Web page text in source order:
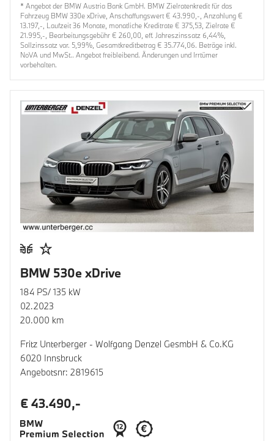
* Angebot der BMW Austria Bank GmbH. BMW Zielratenkredit für das
Fahrzeug BMW 330e xDrive, Anschaffungswert € 43.990,-, Anzahlung €
13.197,-, Laufzeit 36 Monate, monatliche Kreditrate € 375,53, Zielrate €
21.995,-, Bearbeitungsgebühr € 260,00, eff. Jahreszinssatz 6,44%,
Sollzinssatz var. 5,99%, Gesamtkreditbetrag € 35.774,06. Beträge inkl.
NoVA und MwSt.. Angebot freibleibend. Änderungen und Irrtümer
vorbehalten.
BMW 530e xDrive
184 PS/ 135 kW
02.2023
20.000 km
Fritz Unterberger - Wolfgang Denzel GesmbH & Co.KG
6020 Innsbruck
Angebotsnr: 2819615
€ 43.490,-